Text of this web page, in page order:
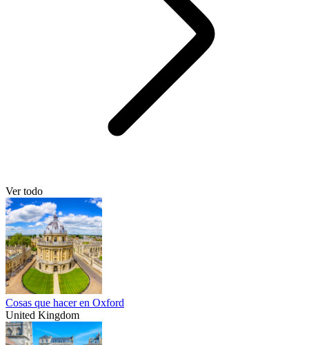
Ver todo
Cosas que hacer en Oxford
United Kingdom